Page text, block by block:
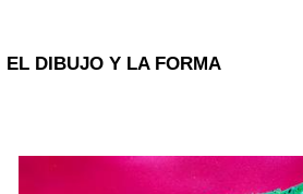
EL DIBUJO Y LA FORMA